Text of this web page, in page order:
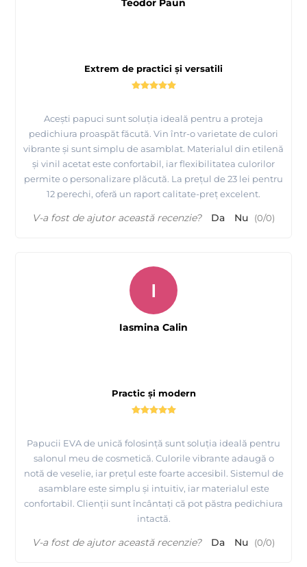
Extrem de practici și versatili
Acești papuci sunt soluția ideală pentru a proteja
pedichiura proaspăt făcută. Vin într-o varietate de culori
vibrante și sunt simplu de asamblat. Materialul din etilenă
și vinil acetat este confortabil, iar flexibilitatea culorilor
permite o personalizare plăcută. La prețul de 23 lei pentru
12 perechi, oferă un raport calitate-preț excelent.
Teodor Paun
V-a fost de ajutor această recenzie? Da Nu (0/0)
Practic și modern
Papucii EVA de unică folosință sunt soluția ideală pentru
salonul meu de cosmetică. Culorile vibrante adaugă o
notă de veselie, iar prețul este foarte accesibil. Sistemul de
asamblare este simplu și intuitiv, iar materialul este
confortabil. Clienții sunt încântați că pot păstra pedichiura
intactă.
I
Iasmina Calin
V-a fost de ajutor această recenzie? Da Nu (0/0)